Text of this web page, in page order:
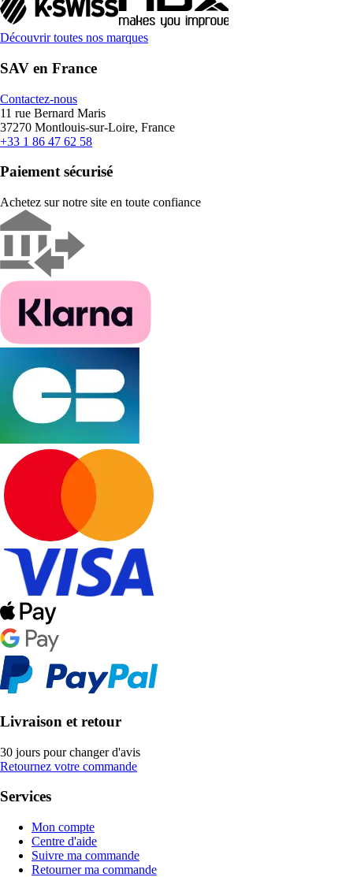
Découvrir toutes nos marques
SAV en France
Contactez-nous
11 rue Bernard Maris
37270 Montlouis-sur-Loire, France
+33 1 86 47 62 58
Paiement sécurisé
Achetez sur notre site en toute confiance
Livraison et retour
30 jours pour changer d'avis
Retournez votre commande
Services
Mon compte
Centre d'aide
Suivre ma commande
Retourner ma commande